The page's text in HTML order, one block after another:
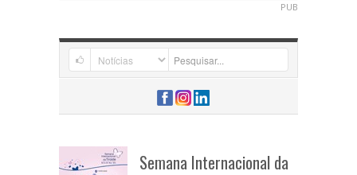
PUB
Semana Internacional da